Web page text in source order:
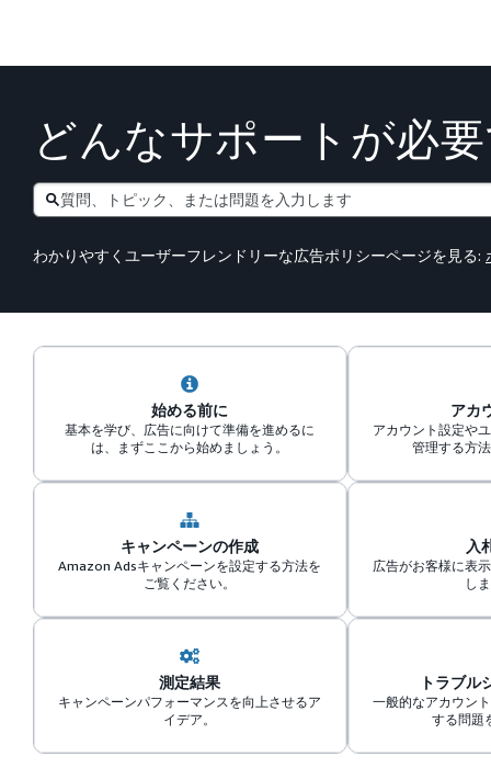
どんなサポートが必
Search
わかりやすくユーザーフレンドリーな広告ポリシーページを見る:
始める前に
基本を学び、広告に向けて準備を進めるに
は、まずここから始めましょう。
アカ
アカウント設定や
管理する方
キャンペーンの作成
Amazon Adsキャンペーンを設定する方法を
ご覧ください。
入
広告がお客様に表
し
測定結果
キャンペーンパフォーマンスを向上させるア
イデア。
トラブル
一般的なアカウン
する問題